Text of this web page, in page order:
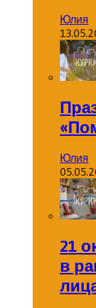
Юлия
Юлия
21
в